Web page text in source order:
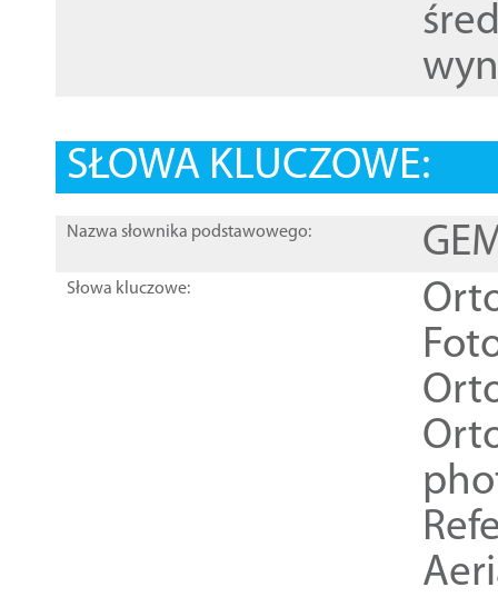
SŁOWA KLUCZOWE:
Nazwa słownika podstawowego:
Słowa kluczowe: